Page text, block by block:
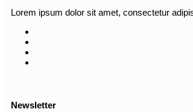
Lorem ipsum dolor sit amet, consectetur
Newsletter